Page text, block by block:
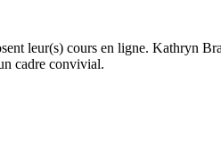
leur(s) cours en ligne. Kathryn
cadre convivial.